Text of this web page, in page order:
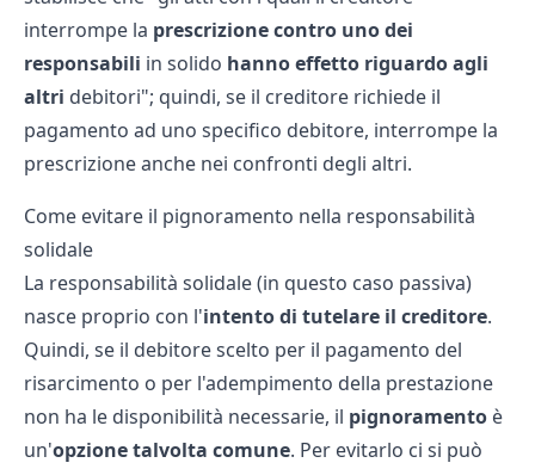
interrompe la prescrizionecontro uno dei
responsabili in solido hanno effetto riguardo agli
altri debitori"; quindi, se il creditore richiede il
pagamento ad uno specifico debitore, interrompe la
prescrizione anche nei confronti degli altri.
Come evitare il pignoramento nella responsabilità
solidale
La responsabilità solidale (in questo caso passiva)
nasce proprio con l'intento di tutelare il creditore.
Quindi, se il debitore scelto per il pagamento del
risarcimento o per l'adempimento della prestazione
non ha le disponibilità necessarie, il pignoramento è
un'opzione talvolta comune. Per evitarlo ci si può